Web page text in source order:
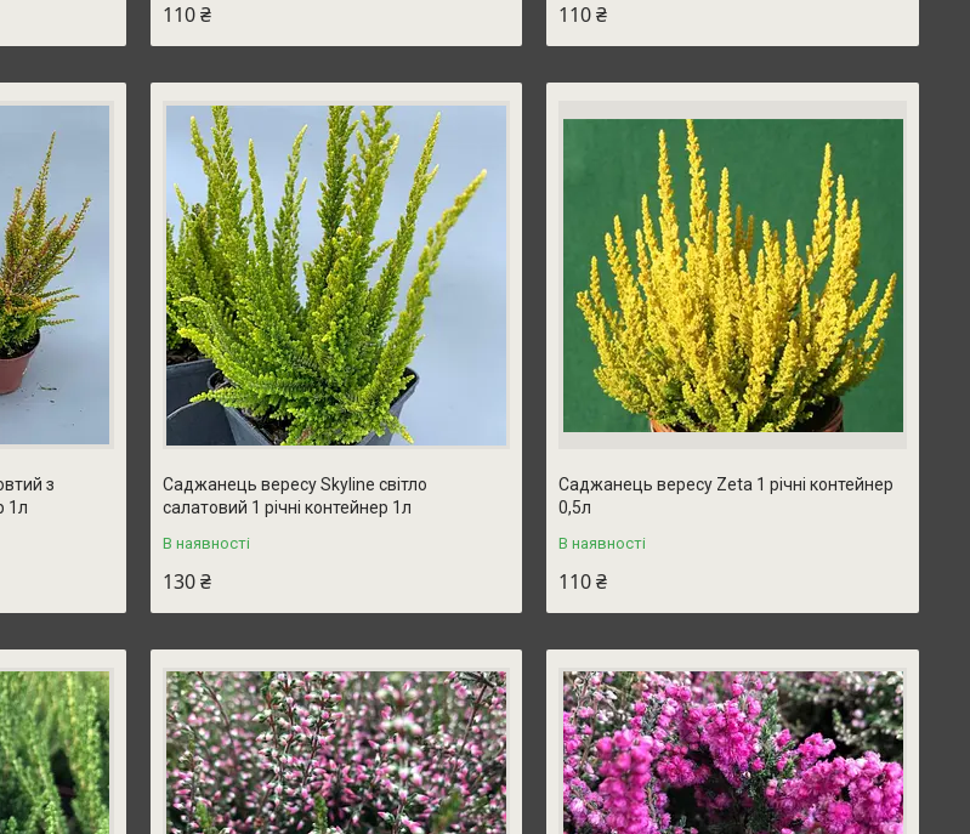
110 ₴ 110 ₴
з
1л
Саджанець вересу Skyline світло
салатовий 1 річні контейнер 1л
В наявності
130 ₴
Саджанець вересу Zeta 1 річні контейнер
0,5л
В наявності
110 ₴